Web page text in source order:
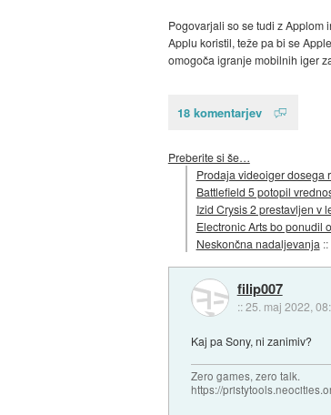
Pogovarjali so se tudi z Applom
Applu koristil, teže pa bi se
omogoča igranje mobilnih iger
18 komentarjev
Preberite si še…
Prodaja videoiger dosega
Battlefield 5 potopil
Izid Crysis 2 prestavljen v
Electronic Arts bo ponudil
Neskončna nadaljevanja ::
filip007
::25. maj 2022,
Kaj pa Sony, ni zanimiv?
Zero games, zero talk.
https://